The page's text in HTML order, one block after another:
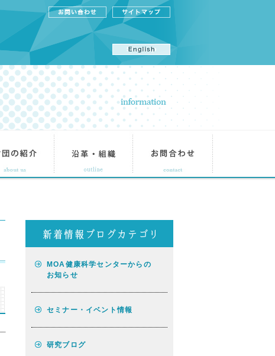
MOA健康科学センターからの
お知らせ
セミナー・イベント情報
研究ブログ